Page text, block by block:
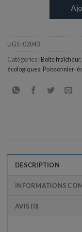
UGS : 02043
Catégories : Boite fraîcheur,
écologiques, Poissonnier-
DESCRIPTION
INFORMATIONS
AVIS (0)